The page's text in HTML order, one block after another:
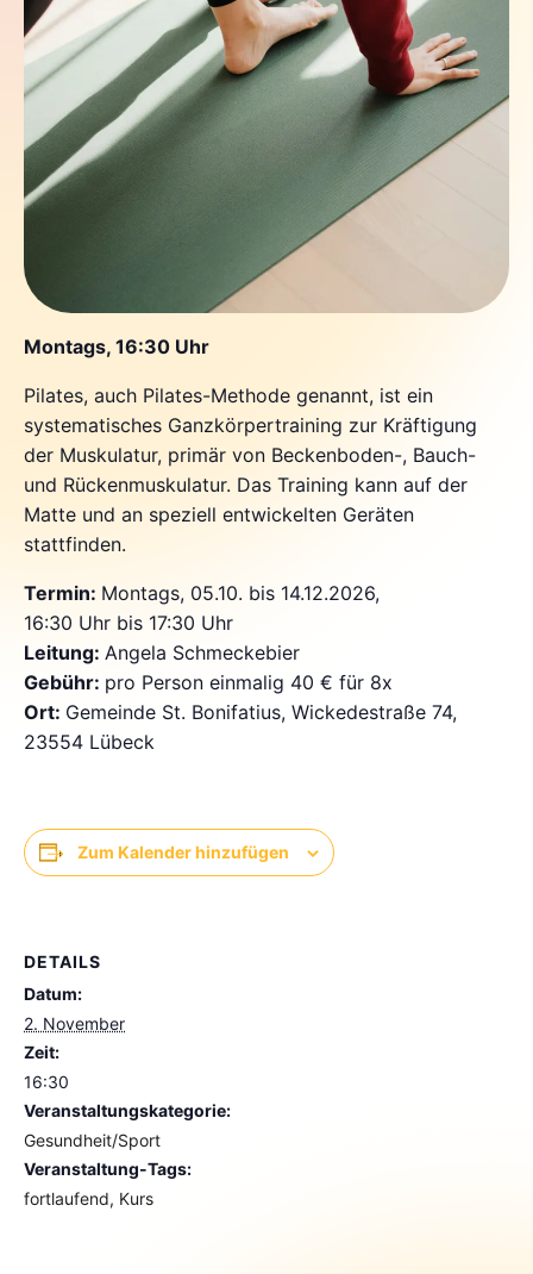
Montags, 16:30 Uhr
Pilates, auch Pilates-Methode genannt, ist ein
systematisches Ganzkörpertraining zur Kräftigung
der Muskulatur, primär von Beckenboden-, Bauch-
und Rückenmuskulatur. Das Training kann auf der
Matte und an speziell entwickelten Geräten
stattfinden.
Termin: Montags, 05.10. bis 14.12.2026,
16:30 Uhr bis 17:30 Uhr
Leitung: Angela Schmeckebier
Gebühr: pro Person einmalig 40 € für 8x
Ort: Gemeinde St. Bonifatius, Wickedestraße 74,
23554 Lübeck
Zum Kalender hinzufügen
DETAILS
Datum:
2. November
Zeit:
16:30
Veranstaltungskategorie:
Gesundheit/Sport
Veranstaltung-Tags:
fortlaufend, Kurs